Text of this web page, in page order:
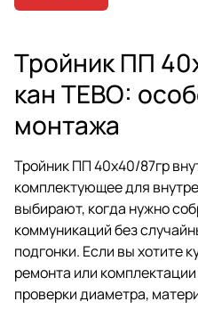
Тройник ПП
кан ТЕВО:
монтажа
Тройник ПП 40х40/87гр
комплектующее для
выбирают, когда нужно
коммуникаций без
подгонки. Если вы хотите
ремонта или
проверки диаметра,